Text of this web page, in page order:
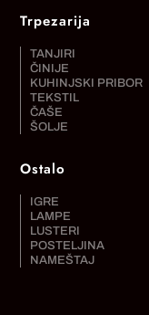
Trpezarija
TANJIRI
ČINIJE
KUHINJSKI PRIBOR
TEKSTIL
ČAŠE
ŠOLJE
Ostalo
IGRE
LAMPE
LUSTERI
POSTELJINA
NAMEŠTAJ